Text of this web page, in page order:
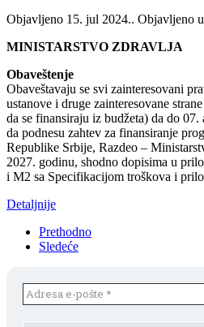
Objavljeno 15. jul 2024.. Objavljeno u
MINISTARSTVO ZDRAVLJA
Obaveštenje
Obaveštavaju se svi zainteresovani
ustanove i druge zainteresovane
da se finansiraju iz budžeta) da do
da podnesu zahtev za finansiranje
Republike Srbije, Razdeo –
2027. godinu, shodno dopisima u
i M2 sa Specifikacijom troškova i
Detaljnije
Prethodno
Sledeće